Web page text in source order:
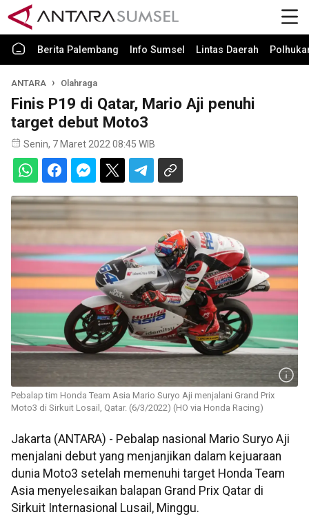
Berita Palembang Info Sumsel Lintas Daerah
ANTARA Olahraga
Finis P19 di Qatar, Mario Aji penuhi
target debut Moto3
Senin, 7 Maret 2022 08:45 WIB
Pebalap tim Honda Team Asia Mario Suryo Aji menjalani Grand Prix
Moto3 di Sirkuit Losail, Qatar. (6/3/2022) (HO via Honda Racing)
Jakarta (ANTARA) - Pebalap nasional Mario Suryo Aji
menjalani debut yang menjanjikan dalam kejuaraan
dunia Moto3 setelah memenuhi target Honda Team
Asia menyelesaikan balapan Grand Prix Qatar di
Sirkuit Internasional Lusail, Minggu.